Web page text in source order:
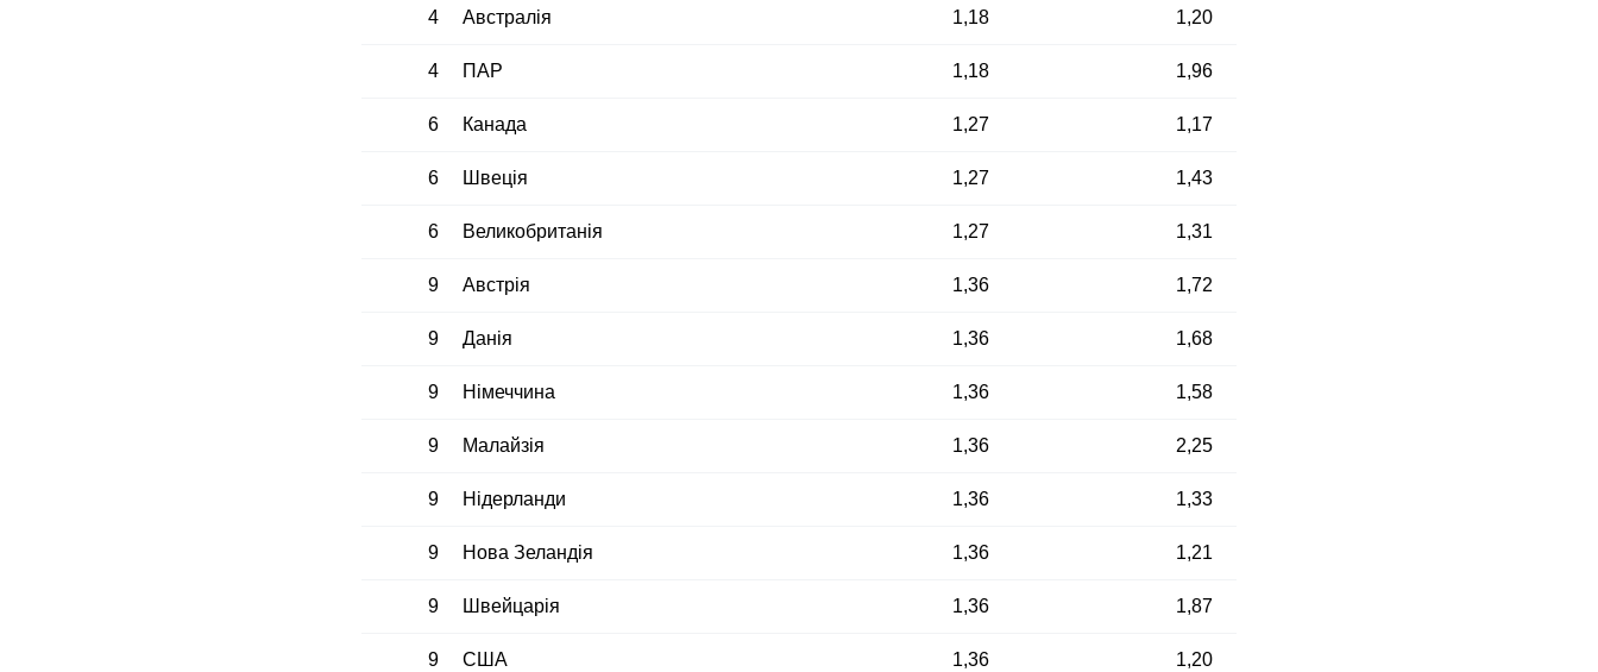
4 Австралія 1,18 1,20
4 ПАР 1,18 1,96
6 Канада 1,27 1,17
6 Швеція 1,27 1,43
6 Великобританія 1,27 1,31
9 Австрія 1,36 1,72
9 Данія 1,36 1,68
9 Німеччина 1,36 1,58
9 Малайзія 1,36 2,25
9 Нідерланди 1,36 1,33
9 Нова Зеландія 1,36 1,21
9 Швейцарія 1,36 1,87
9 США 1,36 1,20